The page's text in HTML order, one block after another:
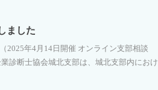
ました
2025年4月14日開催 オンライン支部相談
診断士協会城北支部は、城北支部内におけ